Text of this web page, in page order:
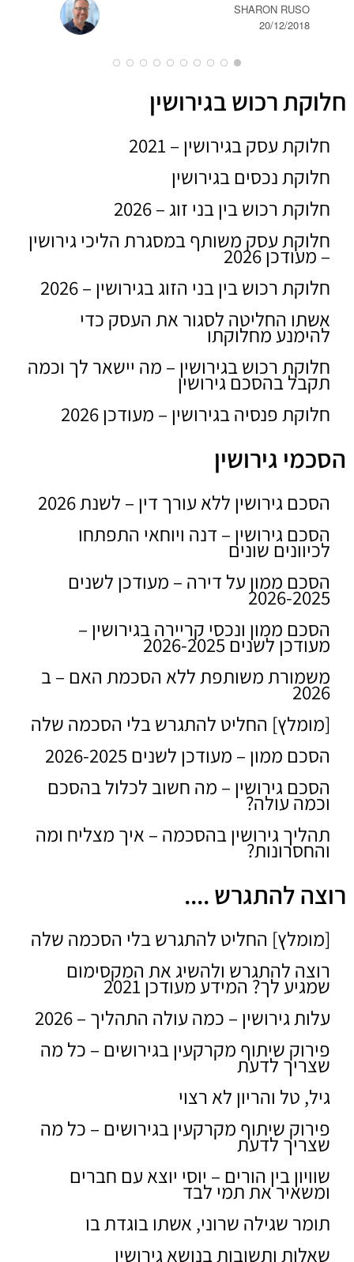
SHARON RUSO
20/12/2018
חלוקת רכוש בגירושין
חלוקת עסק בגירושין – 2021
חלוקת נכסים בגירושין
חלוקת רכוש בין בני זוג – 2026
חלוקת עסק משותף במסגרת הליכי גירושין
– מעודכן 2026
חלוקת רכוש בין בני הזוג בגירושין – 2026
אשתו החליטה לסגור את העסק כדי
להימנע מחלוקתו
חלוקת רכוש בגירושין – מה יישאר לך וכמה
תקבל בהסכם גירושין
חלוקת פנסיה בגירושין – מעודכן 2026
הסכמי גירושין
הסכם גירושין ללא עורך דין – לשנת 2026
הסכם גירושין – דנה ויוחאי התפתחו
לכיוונים שונים
הסכם ממון על דירה – מעודכן לשנים
2026-2025
הסכם ממון ונכסי קריירה בגירושין –
מעודכן לשנים 2026-2025
משמורת משותפת ללא הסכמת האם – ב
2026
[מומלץ] החליט להתגרש בלי הסכמה שלה
הסכם ממון – מעודכן לשנים 2026-2025
הסכם גירושין – מה חשוב לכלול בהסכם
וכמה עולה?
תהליך גירושין בהסכמה – איך מצליח ומה
והחסרונות?
רוצה להתגרש ....
[מומלץ] החליט להתגרש בלי הסכמה שלה
רוצה להתגרש ולהשיג את המקסימום
שמגיע לך? המידע מעודכן 2021
עלות גירושין – כמה עולה התהליך – 2026
פירוק שיתוף מקרקעין בגירושים – כל מה
שצריך לדעת
גיל, טל והריון לא רצוי
פירוק שיתוף מקרקעין בגירושים – כל מה
שצריך לדעת
שוויון בין הורים – יוסי יוצא עם חברים
ומשאיר את תמי לבד
תומר שגילה שרוני, אשתו בוגדת בו
שאלות ותשובות בנושא גירושין